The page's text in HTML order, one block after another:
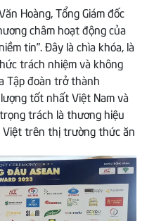
Hoàng, Tổng Giám đốc
châm hoạt động của
tin”. Đây là chìa khóa, là
trách nhiệm và không
Tập đoàn trở thành
tốt nhất Việt Nam và
trách là thương hiệu
Việt trên thị trường thức ăn